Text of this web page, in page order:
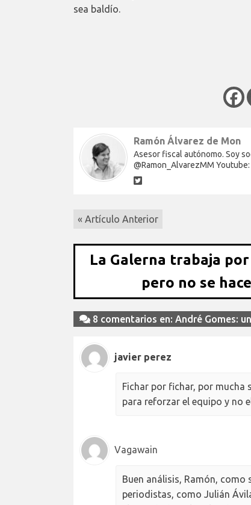
sea baldío.
Ramón Álvarez de Mon
Asesor fiscal autónomo. Soy
@Ramon_AlvarezMM
« Artículo Anterior
La Galerna trabaja
pero no se
8 comentarios en: André Gomes:
javier perez
Fichar por fichar, por mucha
para reforzar el equipo y no
Vagawain
Buen análisis, Ramón, como
periodistas, como Julián